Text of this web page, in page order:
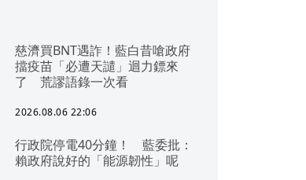
慈濟買BNT遇詐！藍白昔嗆政府
擋疫苗「必遭天譴」迴力鏢來
了 荒謬語錄一次看
2026.08.06 22:06
行政院停電40分鐘！ 藍委批：
賴政府說好的「能源韌性」呢